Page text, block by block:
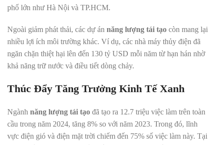
phố lớn như Hà Nội và TP.HCM.
Ngoài giảm phát thải, các dự án năng lượng tái tạo còn mang lại
nhiều lợi ích môi trường khác. Ví dụ, các nhà máy thủy điện đã
ngăn chặn thiệt hại lên đến 130 tỷ USD mỗi năm từ hạn hán nhờ
khả năng trữ nước và điều tiết dòng chảy.
Thúc Đẩy Tăng Trưởng Kinh Tế Xanh
Ngành năng lượng tái tạo đã tạo ra 12.7 triệu việc làm trên toàn
cầu trong năm 2024, tăng 8% so với năm 2023. Trong đó, lĩnh
vực điện gió và điện mặt trời chiếm đến 75% số việc làm này. Tại